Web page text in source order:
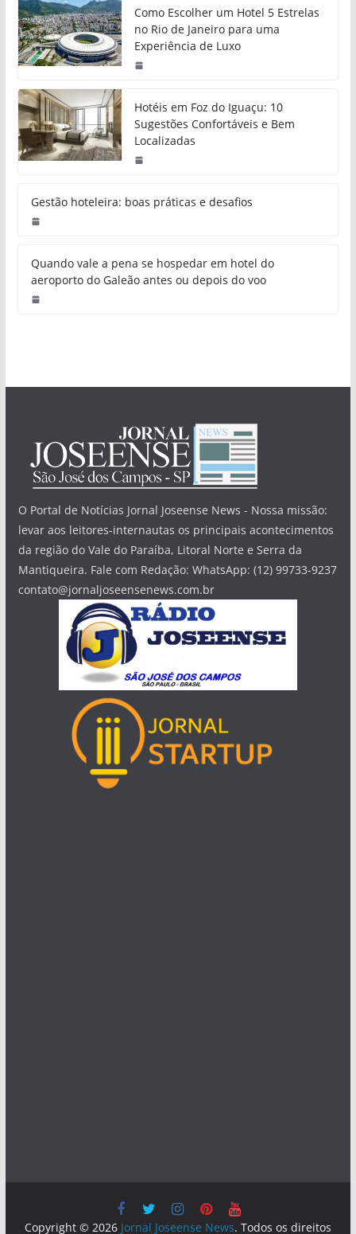
Como Escolher um Hotel 5 Estrelas
no Rio de Janeiro para uma
Experiência de Luxo
Hotéis em Foz do Iguaçu: 10
Sugestões Confortáveis e Bem
Localizadas
Gestão hoteleira: boas práticas e desafios
Quando vale a pena se hospedar em hotel do
aeroporto do Galeão antes ou depois do voo
O Portal de Notícias Jornal Joseense News - Nossa missão:
levar aos leitores-internautas os principais acontecimentos
da região do Vale do Paraíba, Litoral Norte e Serra da
Mantiqueira. Fale com Redação: WhatsApp: (12) 99733-9237
contato@jornaljoseensenews.com.br
Copyright © 2026 Jornal Joseense News. Todos os direitos